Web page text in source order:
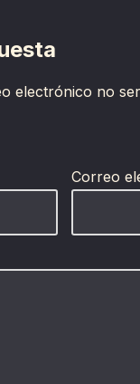
electrónico no
Correo